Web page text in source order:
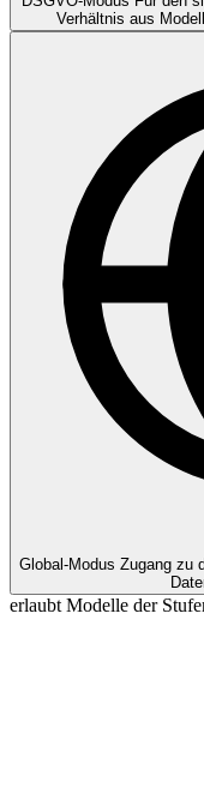
Verhältnis aus
Global-Modus Zugang zu
erlaubt Modelle der